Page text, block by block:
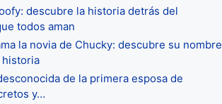
descubre la historia detrás del
todos aman
la novia de Chucky: descubre su nombre
historia
de la primera esposa de
y…